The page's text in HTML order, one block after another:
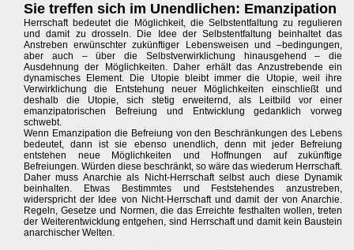
Sie treffen sich im Unendlichen: Emanzipation
Herrschaft bedeutet die Möglichkeit, die Selbstentfaltung zu regulieren
und damit zu drosseln. Die Idee der Selbstentfaltung beinhaltet das
Anstreben erwünschter zukünftiger Lebensweisen und –bedingungen,
aber auch – über die Selbstverwirklichung hinausgehend – die
Ausdehnung der Möglichkeiten. Daher erhält das Anzustrebende ein
dynamisches Element. Die Utopie bleibt immer die Utopie, weil ihre
Verwirklichung die Entstehung neuer Möglichkeiten einschließt und
deshalb die Utopie, sich stetig erweiternd, als Leitbild vor einer
emanzipatorischen Befreiung und Entwicklung gedanklich vorweg
schwebt.
Wenn Emanzipation die Befreiung von den Beschränkungen des Lebens
bedeutet, dann ist sie ebenso unendlich, denn mit jeder Befreiung
entstehen neue Möglichkeiten und Hoffnungen auf zukünftige
Befreiungen. Würden diese beschränkt, so wäre das wiederum Herrschaft.
Daher muss Anarchie als Nicht-Herrschaft selbst auch diese Dynamik
beinhalten. Etwas Bestimmtes und Feststehendes anzustreben,
widerspricht der Idee von Nicht-Herrschaft und damit der von Anarchie.
Regeln, Gesetze und Normen, die das Erreichte festhalten wollen, treten
der Weiterentwicklung entgehen, sind Herrschaft und damit kein Baustein
anarchischer Welten.